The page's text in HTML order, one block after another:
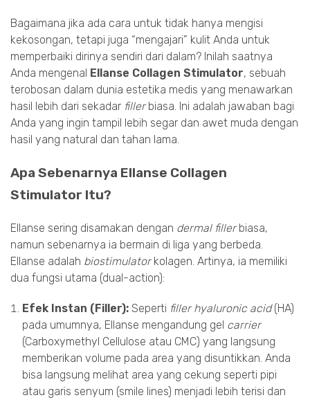
Bagaimana jika ada cara untuk tidak hanya mengisi
kekosongan, tetapi juga “mengajari” kulit Anda untuk
memperbaiki dirinya sendiri dari dalam? Inilah saatnya
Anda mengenal Ellanse Collagen Stimulator, sebuah
terobosan dalam dunia estetika medis yang menawarkan
hasil lebih dari sekadar fillerbiasa. Ini adalah jawaban bagi
Anda yang ingin tampil lebih segar dan awet muda dengan
hasil yang natural dan tahan lama.
Apa Sebenarnya Ellanse Collagen
Stimulator Itu?
Ellanse sering disamakan dengan dermal fillerbiasa,
namun sebenarnya ia bermain di liga yang berbeda.
Ellanse adalah biostimulatorkolagen. Artinya, ia memiliki
dua fungsi utama (dual-action):
Efek Instan (Filler): Seperti filler hyaluronic acid(HA)
pada umumnya, Ellanse mengandung gel carrier
(Carboxymethyl Cellulose atau CMC) yang langsung
memberikan volume pada area yang disuntikkan. Anda
bisa langsung melihat area yang cekung seperti pipi
atau garis senyum (smile lines) menjadi lebih terisi dan